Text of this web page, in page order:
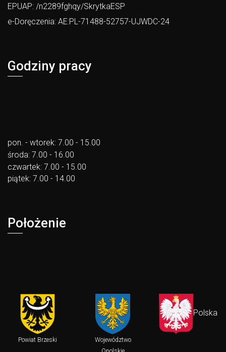
EPUAP: /n2289fghqy/SkrytkaESP
e-Doręczenia: AE:PL-71488-52757-UJWDC-24
Godziny pracy
pon. - wtorek: 7.00 - 15.00
środa: 7.00 - 16.00
czwartek: 7.00 - 15.00
piątek: 7.00 - 14.00
Położenie
Powiat Brzeski
Województwo
Polska